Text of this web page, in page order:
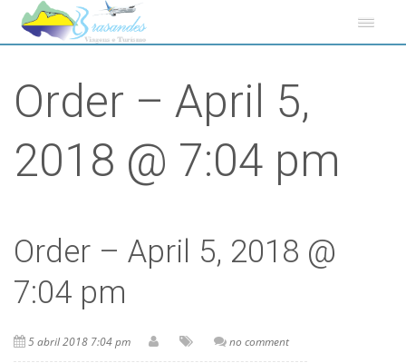
Order – April 5,
2018 @ 7:04 pm
Order – April 5, 2018 @
7:04 pm
5 abril 2018 7:04 pm no comment